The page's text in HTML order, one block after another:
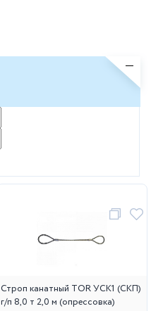
Строп канатный TOR УСК1 (СКП)
г/п 8,0 т 2,0 м (опрессовка)